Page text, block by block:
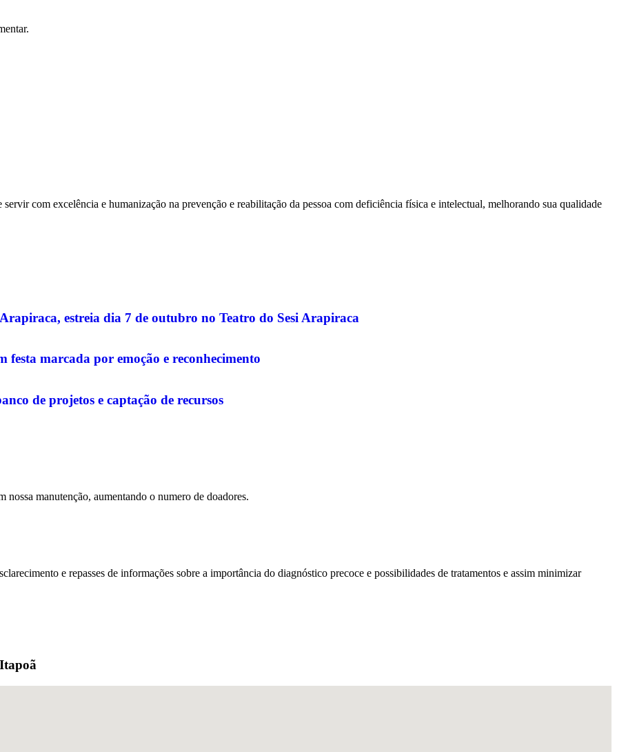
com excelência e humanização na prevenção e reabilitação da pessoa com deficiência física e intelectual, melhorando sua qualidade
estreia dia 7 de outubro no Teatro do Sesi Arapiraca
festa marcada por emoção e reconhecimento
de projetos e captação de recursos
manutenção, aumentando o numero de doadores.
e repasses de informações sobre a importância do diagnóstico precoce e possibilidades de tratamentos e assim minimizar